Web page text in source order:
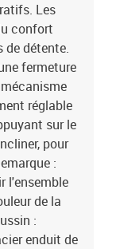
Les
confort
de détente.
fermeture
réglable
sur le
pour
:
l'ensemble
de la
:
enduit de